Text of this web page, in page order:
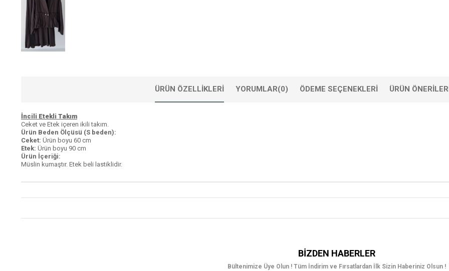
ÜRÜN ÖZELLIKLERI YORUMLAR(0) ÖDEME SEÇENEKLERI ÜRÜN
İncili Etekli Takım
Ceket ve Etek içeren ikili takım.
Ürün Beden Ölçüsü (S beden):
Ceket: Ürün boyu 60 cm
Etek: Ürün boyu 90 cm
Ürün İçeriği:
Müslin kumaştır. Etek beli lastiklidir.
BIZDEN HABERLER
Bültenimize Üye Olun ! Tüm İndirim ve Fırsatlardan İlk Sizin Haberiniz Olsun !